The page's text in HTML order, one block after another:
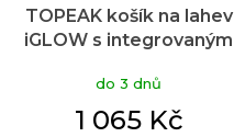
TOPEAK košík na lahev
iGLOW s integrovaným
do 3 dnů
1 065 Kč